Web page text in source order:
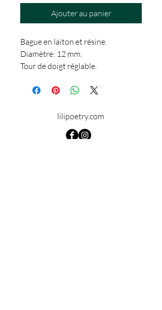
Ajouter au panier
Bague en laiton et résine.
Diamètre: 12 mm.
Tour de doigt réglable.
lilipoetry.com